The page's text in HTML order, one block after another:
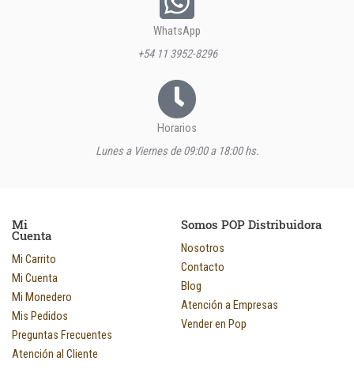
WhatsApp
+54 11 3952-8296
Horarios
Lunes a Viernes de 09:00 a 18:00 hs.
Mi
Cuenta
Mi Carrito
Mi Cuenta
Mi Monedero
Mis Pedidos
Preguntas Frecuentes
Atención al Cliente
Somos POP Distribuidora
Nosotros
Contacto
Blog
Atención a Empresas
Vender en Pop